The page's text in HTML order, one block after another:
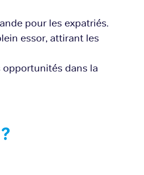
pour les expatriés.
essor, attirant les
dans la